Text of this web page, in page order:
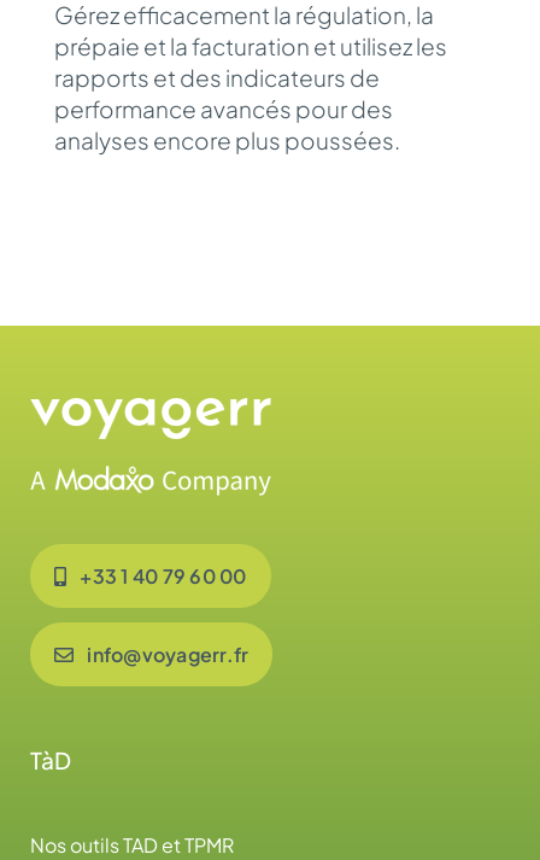
Gérez efficacement la régulation, la
prépaie et la facturation et utilisez les
rapports et des indicateurs de
performance avancés pour des
analyses encore plus poussées.
+33 1 40 79 60 00
info@voyagerr.fr
TàD
Nos outils TAD et TPMR